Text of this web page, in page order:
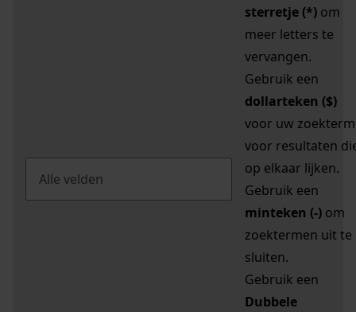
sterretje (*) om
meer letters te
vervangen.
Gebruik een
dollarteken ($)
voor uw zoekterm
voor resultaten
op elkaar lijken.
Gebruik een
minteken (-) om
zoektermen uit te
sluiten.
Gebruik een
Dubbele